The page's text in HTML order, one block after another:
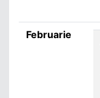
Februarie